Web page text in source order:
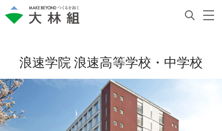
浪速学院 浪速高等学校・中学校